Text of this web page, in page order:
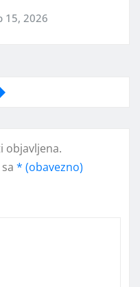
15, 2026
objavljena.
* (obavezno)